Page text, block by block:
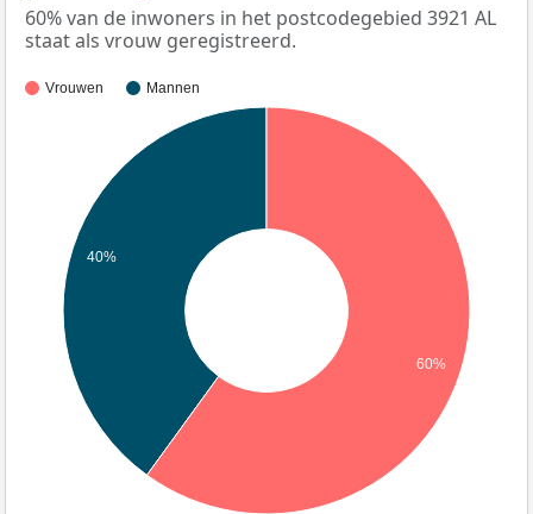
60% van de inwoners in het postcodegebied 3921 AL
staat als vrouw geregistreerd.
Vrouwen Mannen
40%
60%